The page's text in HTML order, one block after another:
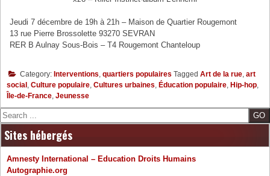
Jeudi 7 décembre de 19h à 21h – Maison de Quartier Rougemont
13 rue Pierre Brossolette 93270 SEVRAN
RER B Aulnay Sous-Bois – T4 Rougemont Chanteloup
Category: Interventions quartiers populaires Tagged Art de la rue art
social Culture populaire Cultures urbaines Éducation populaire Hip-hop
Île-de-France Jeunesse
Search
Sites hébergés
Amnesty International – Education Droits Humains
Autographie.org